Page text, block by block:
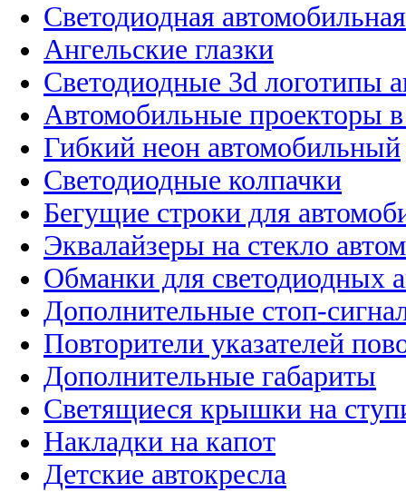
Светодиодная
Ангельские глазки
Светодиодные 3d логотипы
Автомобильные проекторы
Гибкий неон автомобильный
Светодиодные колпачки
Бегущие строки для
Эквалайзеры на стекло
Обманки для светодиодных
Дополнительные стоп-
Повторители указателей
Дополнительные габариты
Светящиеся крышки на
Накладки на капот
Детские автокресла